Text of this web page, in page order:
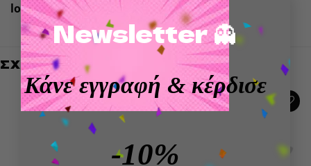
Newsletter 👻
Κάνε εγγραφή & κέρδισε
-10%
loyal companion to your POP! Pets lineup.
ΣΧΕΤΙΚΆ ΠΡΟΪΌΝΤΑ
Add to